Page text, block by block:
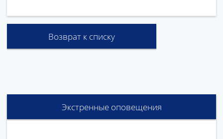
Возврат к списку
Экстренные оповещения